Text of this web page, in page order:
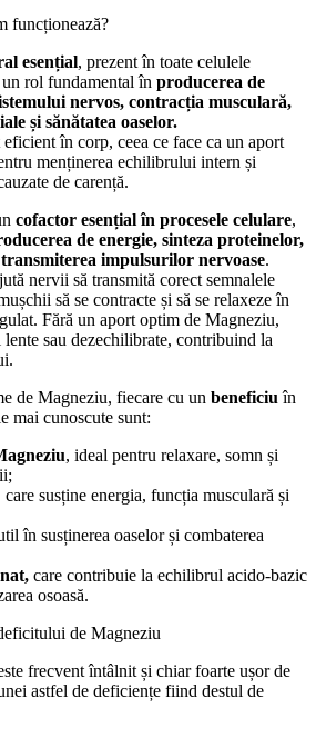
funcționează?
esențial, prezent în toate celulele
rol fundamental în producerea de
nervos, contracția musculară,
și sănătatea oaselor.
în corp, ceea ce face ca un aport
menținerea echilibrului intern și
de carență.
cofactor esențial în procesele celulare,
de energie, sinteza proteinelor,
transmiterea impulsurilor nervoase.
nervii să transmită corect semnalele
să se contracte și să se relaxeze în
Fără un aport optim de Magneziu,
lente sau dezechilibrate, contribuind la
de Magneziu, fiecare cu un beneficiu în
mai cunoscute sunt:
, ideal pentru relaxare, somn și
care susține energia, funcția musculară și
în susținerea oaselor și combaterea
care contribuie la echilibrul acido-bazic
osoasă.
de Magneziu
frecvent întâlnit și chiar foarte ușor de
astfel de deficiențe fiind destul de